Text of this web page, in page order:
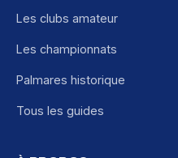
Les clubs amateur
Les championnats
Palmares historique
Tous les guides